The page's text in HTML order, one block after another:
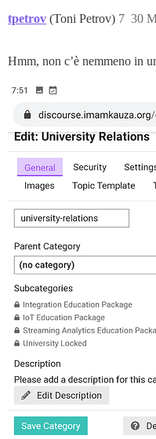
tpetrov (Toni Petrov) 30
7
Hmm, non c’è nemmeno in